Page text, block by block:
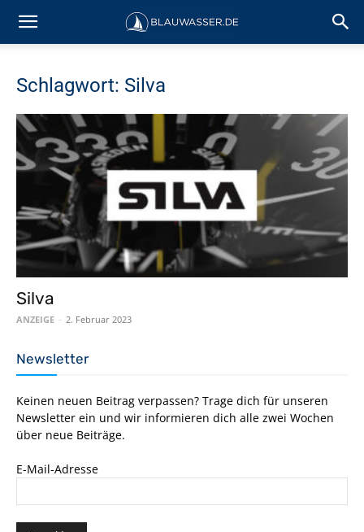
Schlagwort: Silva
Silva
ANZEIGE - 2. Februar 2023
Newsletter
Keinen neuen Beitrag verpassen? Trage dich für unseren
Newsletter ein und wir informieren dich alle zwei Wochen
über neue Beiträge.
E-Mail-Adresse